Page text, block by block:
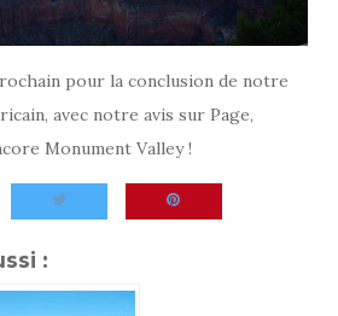
pour la conclusion de notre
avec notre avis sur Page,
Monument Valley !
: